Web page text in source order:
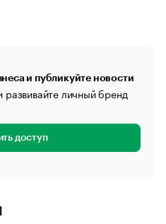
и публикуйте новости
развивайте личный бренд
доступ